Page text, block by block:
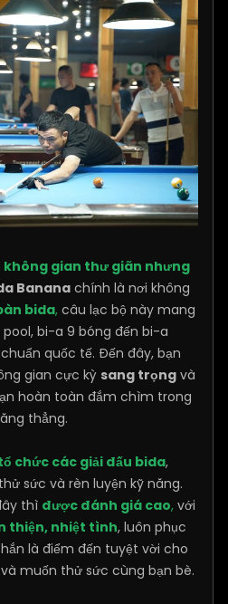
không gian thư giãn nhưng
Banana chính là nơi không
bida, câu lạc bộ này mang
bi-a 9 bóng đến bi-a
quốc tế. Đến đây, bạn
gian cực kỳ sang trọng và
hoàn toàn đắm chìm trong
thẳng.
chức các giải đấu bida,
sức và rèn luyện kỹ năng.
thì được đánh giá cao, với
thiện, nhiệt tình, luôn phục
là điểm đến tuyệt vời cho
muốn thử sức cùng bạn bè.